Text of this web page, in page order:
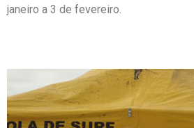
janeiro a 3 de fevereiro.